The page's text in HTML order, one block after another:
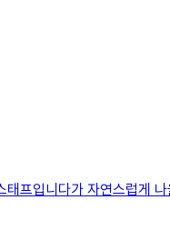
프입니다가 자연스럽게